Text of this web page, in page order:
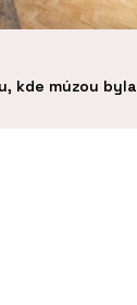
kde múzou byla